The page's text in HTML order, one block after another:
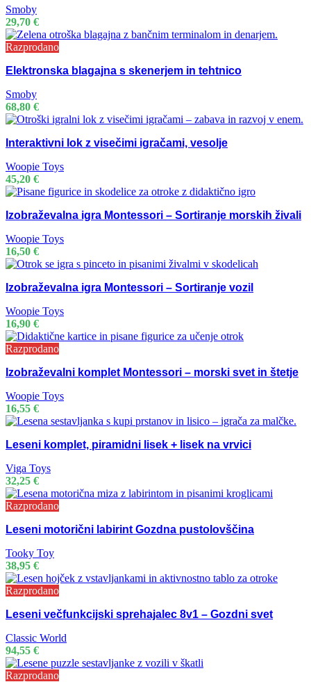
Smoby
29,70 €
Razprodano
Elektronska blagajna s skenerjem in tehtnico
Smoby
68,80 €
Interaktivni lok z visečimi igračami, vesolje
Woopie Toys
45,20 €
Izobraževalna igra Montessori – Sortiranje morskih živali
Woopie Toys
16,50 €
Izobraževalna igra Montessori – Sortiranje vozil
Woopie Toys
16,90 €
Razprodano
Izobraževalni komplet Montessori – morski svet in štetje
Woopie Toys
16,55 €
Leseni komplet, piramidni lisek + lisek na vrvici
Viga Toys
32,25 €
Razprodano
Leseni motorični labirint Gozdna pustolovščina
Tooky Toy
38,95 €
Razprodano
Leseni večfunkcijski sprehajalec 8v1 – Gozdni svet
Classic World
94,55 €
Razprodano